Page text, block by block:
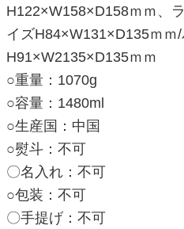
H122×W158×D158ｍｍ、
イズH84×W131×D135ｍｍ
H91×W2135×D135ｍｍ
○重量：1070g
○容量：1480ml
○生産国：中国
○熨斗：不可
〇名入れ：不可
○包装：不可
〇手提げ：不可